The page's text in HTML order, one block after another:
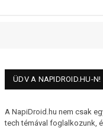
ÜDV A NAPIDROID.HU-N!
A NapiDroid.hu nem csak
tech témával foglalkozunk,